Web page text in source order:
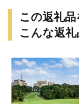
この返礼
こんな返